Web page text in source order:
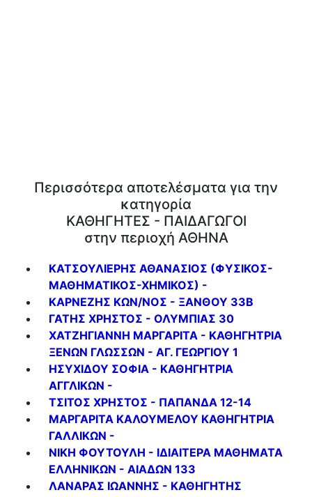
Περισσότερα αποτελέσματα για την
κατηγορία
ΚΑΘΗΓΗΤΕΣ - ΠΑΙΔΑΓΩΓΟΙ
στην περιοχή ΑΘΗΝΑ
ΚΑΤΣΟΥΛΙΕΡΗΣ ΑΘΑΝΑΣΙΟΣ (ΦΥΣΙΚΟΣ-
ΜΑΘΗΜΑΤΙΚΟΣ-ΧΗΜΙΚΟΣ) -
ΚΑΡΝΕΖΗΣ ΚΩΝ/ΝΟΣ - ΞΑΝΘΟΥ 33Β
ΓΑΤΗΣ ΧΡΗΣΤΟΣ - ΟΛΥΜΠΙΑΣ 30
ΧΑΤΖΗΓΙΑΝΝΗ ΜΑΡΓΑΡΙΤΑ - ΚΑΘΗΓΗΤΡΙΑ
ΞΕΝΩΝ ΓΛΩΣΣΩΝ - ΑΓ. ΓΕΩΡΓΙΟΥ 1
ΗΣΥΧΙΔΟΥ ΣΟΦΙΑ - ΚΑΘΗΓΗΤΡΙΑ
ΑΓΓΛΙΚΩΝ -
ΤΣΙΤΟΣ ΧΡΗΣΤΟΣ - ΠΑΠΑΝΔΑ 12-14
ΜΑΡΓΑΡΙΤΑ ΚΑΛΟΥΜΕΛΟΥ ΚΑΘΗΓΗΤΡΙΑ
ΓΑΛΛΙΚΩΝ -
ΝΙΚΗ ΦΟΥΤΟΥΛΗ - ΙΔΙΑΙΤΕΡΑ ΜΑΘΗΜΑΤΑ
ΕΛΛΗΝΙΚΩΝ - ΑΙΑΔΩΝ 133
ΛΑΝΑΡΑΣ ΙΩΑΝΝΗΣ - ΚΑΘΗΓΗΤΗΣ